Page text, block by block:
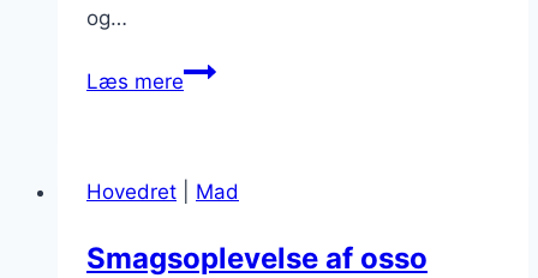
og…
Læs mereOsso
og
Hovedret Mad
Smagsoplevelse af osso